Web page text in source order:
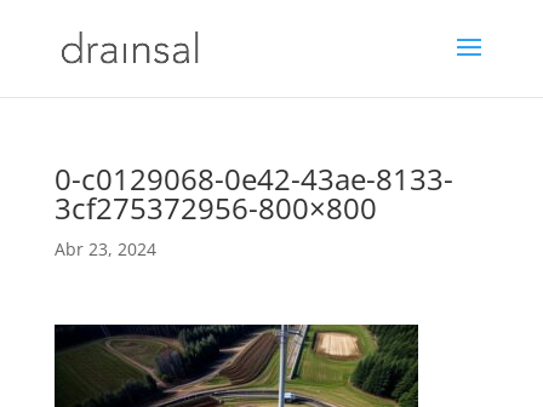
0-c0129068-0e42-43ae-8133-
3cf275372956-800×800
Abr 23, 2024